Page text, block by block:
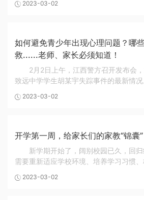
心理韧性。什么是心理韧性？培养心理韧
2023-03-02
如何避免青少年出现心理问题？哪
救......老师、家长必须知道！
2月2日上午，江西警方召开发布会
致远中学学生胡某宇失踪事件的最新情
在今天的发布会上通报：胡某宇系自缢死
2023-03-02
开学第一周，给家长们的家教“锦囊”
新学期开始了，阔别校园已久，回
需要重新适应学校环境、培养学习习惯
育教学的准备，那么作为家长又可以做些
2023-03-02